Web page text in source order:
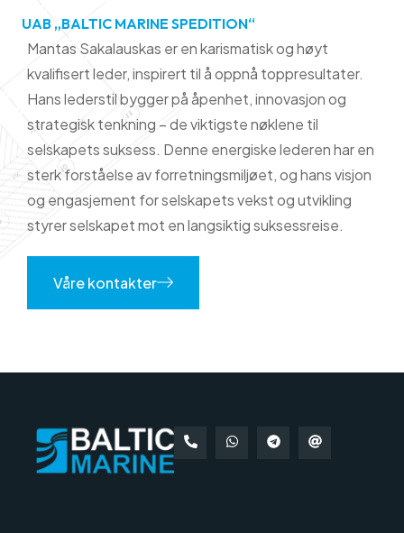
UAB „BALTIC MARINE SPEDITION“
Mantas Sakalauskas er en karismatisk og høyt
kvalifisert leder, inspirert til å oppnå toppresultater.
Hans lederstil bygger på åpenhet, innovasjon og
strategisk tenkning – de viktigste nøklene til
selskapets suksess. Denne energiske lederen har en
sterk forståelse av forretningsmiljøet, og hans visjon
og engasjement for selskapets vekst og utvikling
styrer selskapet mot en langsiktig suksessreise.
Våre kontakter